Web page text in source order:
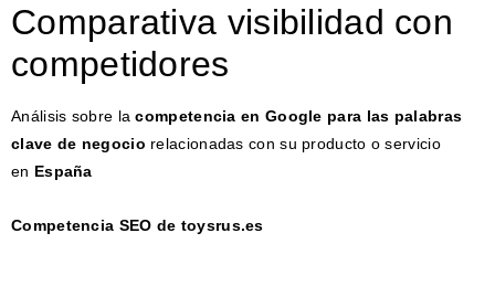
Comparativa visibilidad con
competidores
Análisis sobre lacompetencia en Google para las palabras
clave de negocio relacionadas con su producto o servicio
en España
Competencia SEO de toysrus.es